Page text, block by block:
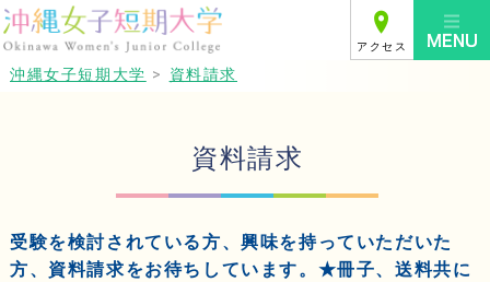
アクセス
沖縄女子短期大学 > 資料請求
資料請求
受験を検討されている方、興味を持っていただいた
方、資料請求をお待ちしています。★冊子、送料共に